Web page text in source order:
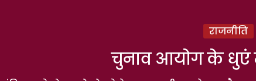
राजनीति
चुनाव आयोग के धुएं